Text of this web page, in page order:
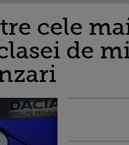
cele
de